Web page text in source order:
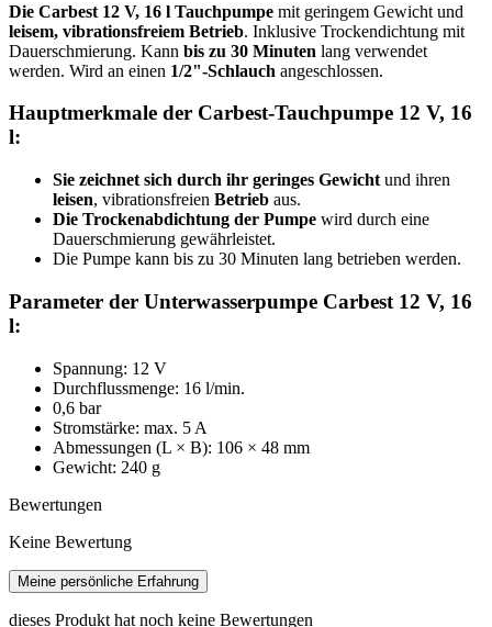
Die Carbest 12 V, 16 l Tauchpumpe mit geringem Gewicht und
leisem, vibrationsfreiem Betrieb. Inklusive Trockendichtung mit
Dauerschmierung. Kann bis zu 30 Minuten lang verwendet
werden. Wird an einen 1/2"-Schlauch angeschlossen.
Hauptmerkmale der Carbest-Tauchpumpe 12 V, 16
l:
Sie zeichnet sich durch ihr geringes Gewicht und ihren
leisen, vibrationsfreien Betrieb aus.
Die Trockenabdichtung der Pumpe wird durch eine
Dauerschmierung gewährleistet.
Die Pumpe kann bis zu 30 Minuten lang betrieben werden.
Parameter der Unterwasserpumpe Carbest 12 V, 16
l:
Spannung: 12 V
Durchflussmenge: 16 l/min.
0,6 bar
Stromstärke: max. 5 A
Abmessungen (L × B): 106 × 48 mm
Gewicht: 240 g
Bewertungen
Keine Bewertung
Meine persönliche Erfahrung
dieses Produkt hat noch keine Bewertungen